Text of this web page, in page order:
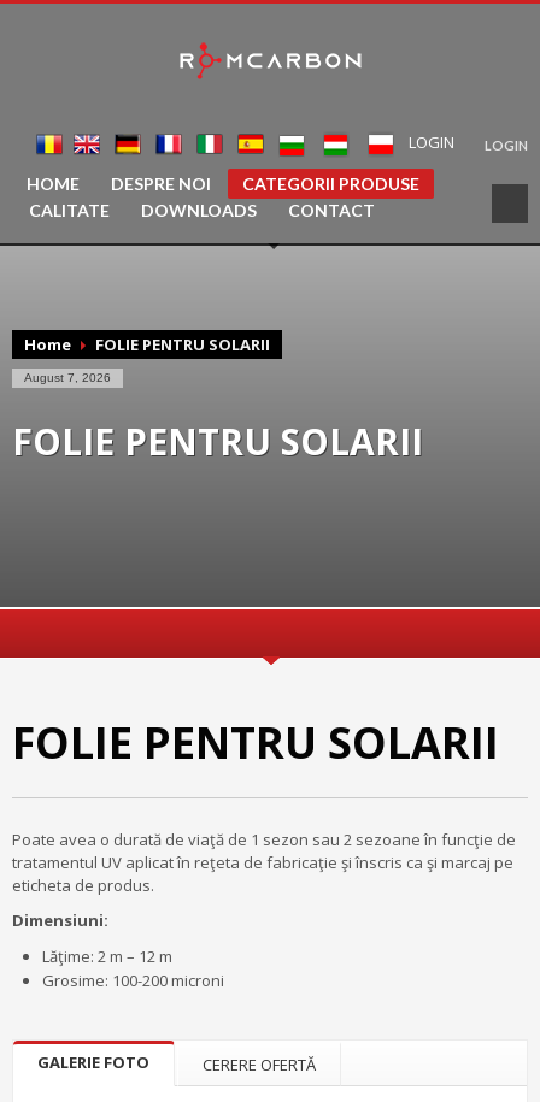
LOGIN
LOGIN
HOME DESPRE NOI
CATEGORII PRODUSE
CALITATE
DOWNLOADS CONTACT
Home FOLIE PENTRU SOLARII
August 7, 2026
FOLIE PENTRU SOLARII
FOLIE PENTRU SOLARII
Poate avea o durată de viaţă de 1 sezon sau 2 sezoane în funcţie de
tratamentul UV aplicat în reţeta de fabricaţie şi înscris ca şi marcaj pe
eticheta de produs.
Dimensiuni:
Lăţime: 2 m – 12 m
Grosime: 100-200 microni
GALERIE FOTO CERERE OFERTĂ